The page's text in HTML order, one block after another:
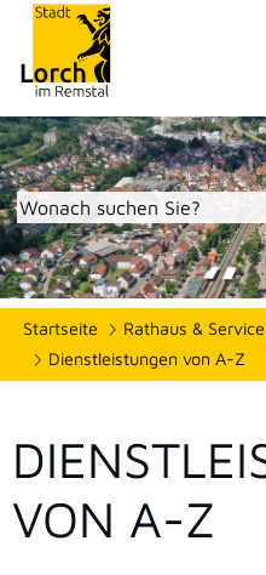
Startseite Rathaus & Service
Dienstleistungen von A-Z
VON A-Z